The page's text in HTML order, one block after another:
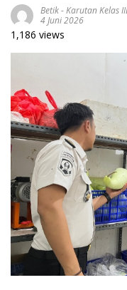
Betik-Karutan Kelas
4 Juni 2026
1,186 views